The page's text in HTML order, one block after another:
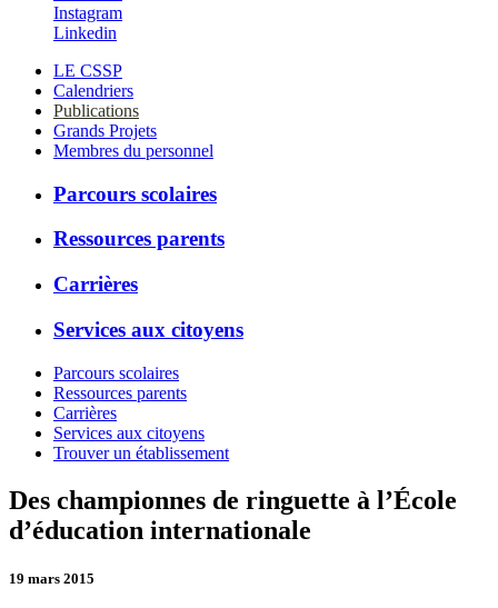
Instagram
Linkedin
LE CSSP
Calendriers
Publications
Grands Projets
Membres du personnel
Parcours scolaires
Ressources parents
Carrières
Services aux citoyens
Parcours scolaires
Ressources parents
Carrières
Services aux citoyens
Trouver un établissement
Des championnes de ringuette à l’École
d’éducation internationale
19 mars 2015